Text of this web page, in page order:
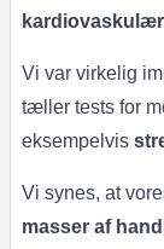
Vi var virkelig
tæller tests for
eksempelvis
Vi synes, at
masser af